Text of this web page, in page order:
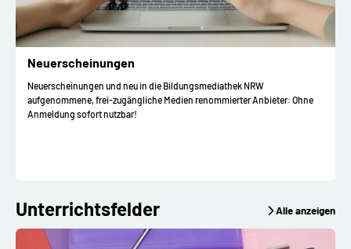
Neuerscheinungen
Neuerscheinungen und neu in die Bildungsmediathek NRW
aufgenommene, frei-zugängliche Medien renommierter Anbieter: Ohne
Anmeldung sofort nutzbar!
Unterrichtsfelder Alle anzeigen